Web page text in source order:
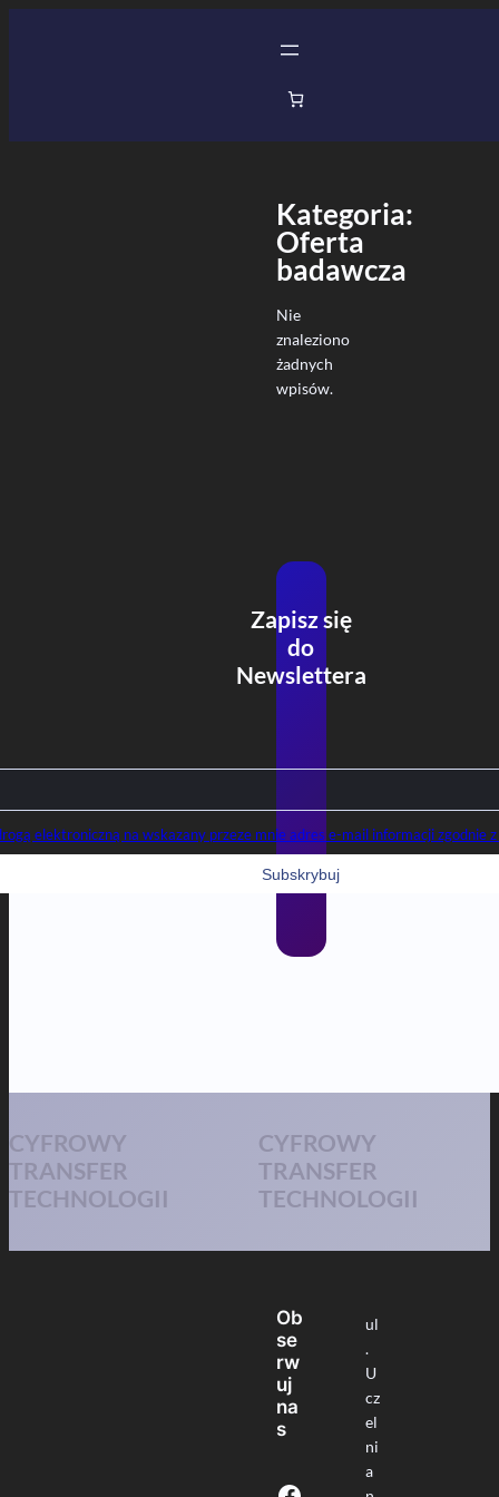
Kategoria:
Oferta
badawcza
Nie
znaleziono
żadnych
wpisów.
Zapisz się
do
Newslettera
elektroniczną na wskazany przeze mnie adres e-mail informacji zgodnie
CYFROWY
TRANSFER
TECHNOLOGII
CYFROWY
TRANSFER
TECHNOLOGII
ul
.
U
cz
el
ni
a
Ob
se
rw
uj
na
s